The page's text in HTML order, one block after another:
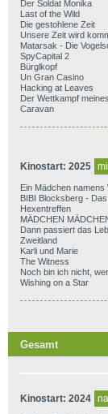
Der Soldat Monika
Last of the Wild
Die gestohlene Zeit
Unsere Zeit wird
Matarsak - Die
SpyCapital 2
Bürglkopf
Un Gran Casino
Hacking at Leaves
Der Wettkampf
Caravan
Kinostart: 2025
Ein Mädchen namens
BIBI Blocksberg -
Hexentreffen
MÄDCHEN
Dann passiert das
Zweitland
Karli und Marie
The Witness
Noch bin ich nicht,
Wishing on a Star
Gesamt
Kinostart: 2024